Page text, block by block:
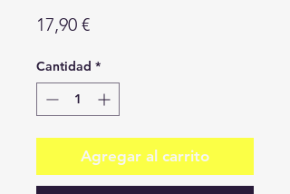
17,90 €Precio
Cantidad *
Agregar al carrito